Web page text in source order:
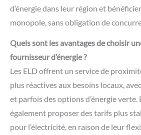
d’énergie dans leur région et
monopole, sans obligation de
Quels sont les avantages de choisir
fournisseur d’énergie ?
Les ELD offrent un service de
plus réactives aux besoins locaux,
et parfois des options d’énergie verte.
également proposer des tarifs plus
pour l’électricité, en raison de leur